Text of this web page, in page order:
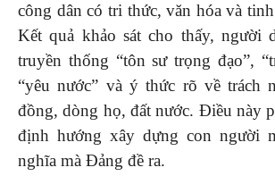
công dân có tri thức, văn hóa và
Kết quả khảo sát cho thấy, người
truyền thống “tôn sư trọng đạo”,
“yêu nước” và ý thức rõ về trách
đồng, dòng họ, đất nước. Điều này
định hướng xây dựng con người
nghĩa mà Đảng đề ra.